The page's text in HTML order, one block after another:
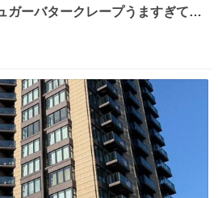
ガーバタークレープうますぎて